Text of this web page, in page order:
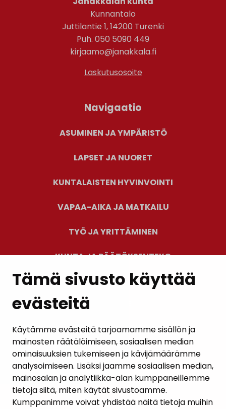
Tämä sivusto käyttää
evästeitä
Käytämme evästeitä tarjoamamme sisällön ja
mainosten räätälöimiseen, sosiaalisen median
ominaisuuksien tukemiseen ja kävijämäärämme
analysoimiseen. Lisäksi jaamme sosiaalisen median,
mainosalan ja analytiikka-alan kumppaneillemme
tietoja siitä, miten käytät sivustoamme.
Kumppanimme voivat yhdistää näitä tietoja muihin
Kunnantalo
Juttilantie 1, 14200 Turenki
Puh. 050 5090 449
kirjaamo@janakkala.fi
Laskutusosoite
Navigaatio
ASUMINEN JA YMPÄRISTÖ
LAPSET JA NUORET
KUNTALAISTEN HYVINVOINTI
VAPAA-AIKA JA MATKAILU
TYÖ JA YRITTÄMINEN
KUNTA JA PÄÄTÖKSENTEKO
AJANKOHTAISET
YHTEYSTIEDOT
KARTTAPALVELU